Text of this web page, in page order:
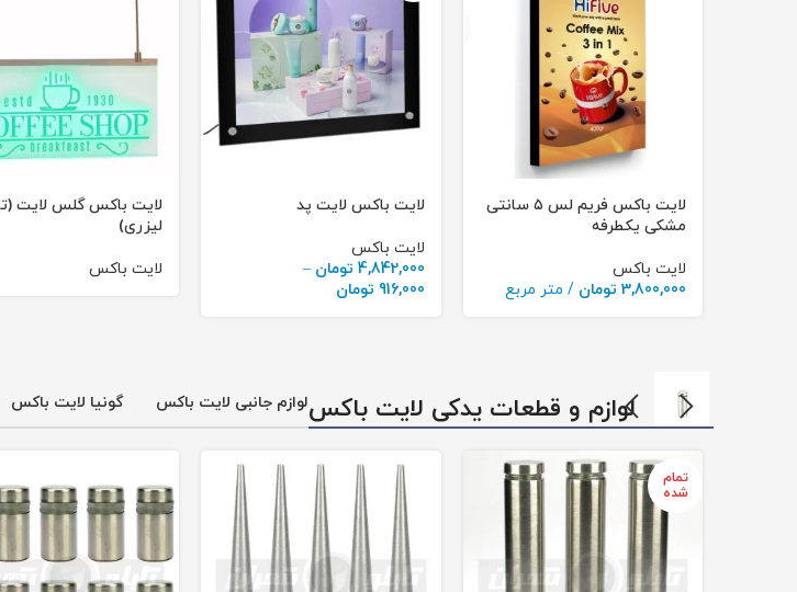
لایت باکس فریم لس ۵ سانتی
مشکی یکطرفه
لایت باکس
3,800,000 تومان / متر مربع
لایت باکس لایت پد
لایت باکس
4,842,000 تومان –
916,000 تومان
لایت باکس گلس لایت
لیزری)
لایت باکس
لوازم و قطعات یدکی لایت باکسلوازم جانبی لایت باکس گونیا لایت باکس
تمام
شده